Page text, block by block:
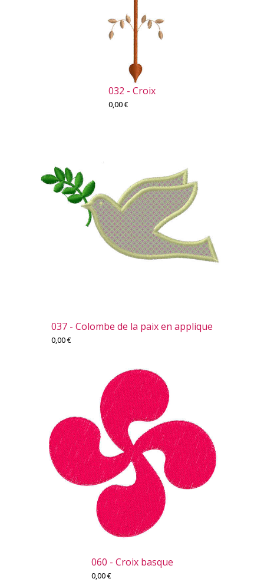
032 - Croix
0,00€
037 - Colombe de la paix en applique
0,00€
060 - Croix basque
0,00€